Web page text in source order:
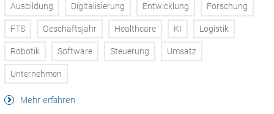
Ausbildung Digitalisierung Entwicklung Forschung
FTS Geschäftsjahr Healthcare KI Logistik
Robotik Software Steuerung Umsatz
Unternehmen
Mehr erfahren